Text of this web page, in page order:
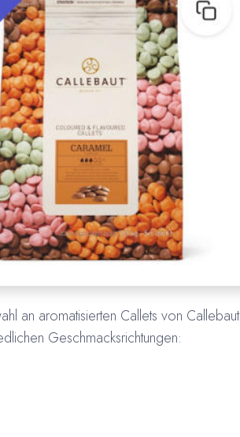
an aromatisierten Callets von Callebaut
Geschmacksrichtungen: